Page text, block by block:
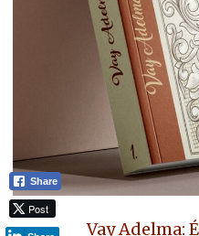
Vay Adelma:
Share
Post